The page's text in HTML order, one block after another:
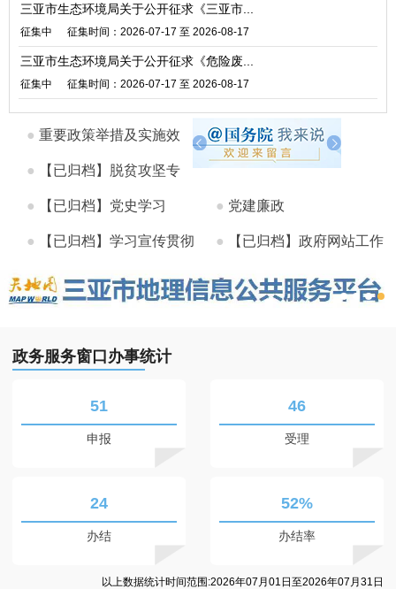
三亚市生态环境局关于公开征求《三亚市...
征集中 征集时间：2026-07-17 至 2026-08-17
三亚市生态环境局关于公开征求《危险废...
征集中 征集时间：2026-07-17 至 2026-08-17
● 重要政策举措及实施效
果
● 【已归档】脱贫攻坚专
题
● 【已归档】党史学习
● 【已归档】学习宣传贯彻
党的...
● 党建廉政
● 【已归档】政府网站工作
年度...
政务服务窗口办事统计
51
申报
46
受理
24
办结
52%
办结率
以上数据统计时间范围:2026年07月01日至2026年07月31日